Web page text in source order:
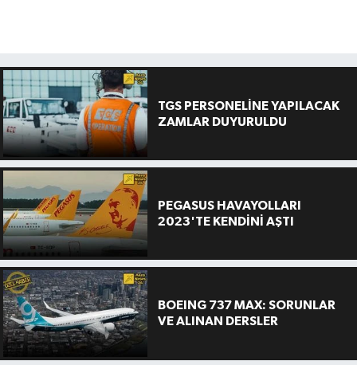
TGS PERSONELİNE YAPILACAK
ZAMLAR DUYURULDU
PEGASUS HAVAYOLLARI
2023'TE KENDİNİ AŞTI
BOEING 737 MAX: SORUNLAR
VE ALINAN DERSLER